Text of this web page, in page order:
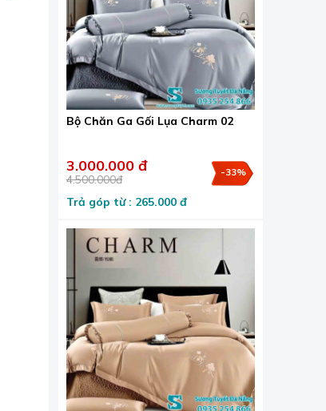
Bộ Chăn Ga Gối Lụa Charm 02
3.000.000 đ
4.500.000đ
-33%
Trả góp từ : 265.000 đ